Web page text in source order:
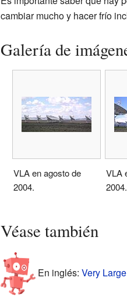
cambiar mucho y hacer frío
Galería de
VLA en agosto de
2004.
VLA
2004.
Véase también
En inglés: Very